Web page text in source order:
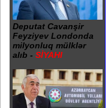
Deputat Cavanşir
Feyziyev Londonda
milyonluq mülklər
alıb - SİYAHI